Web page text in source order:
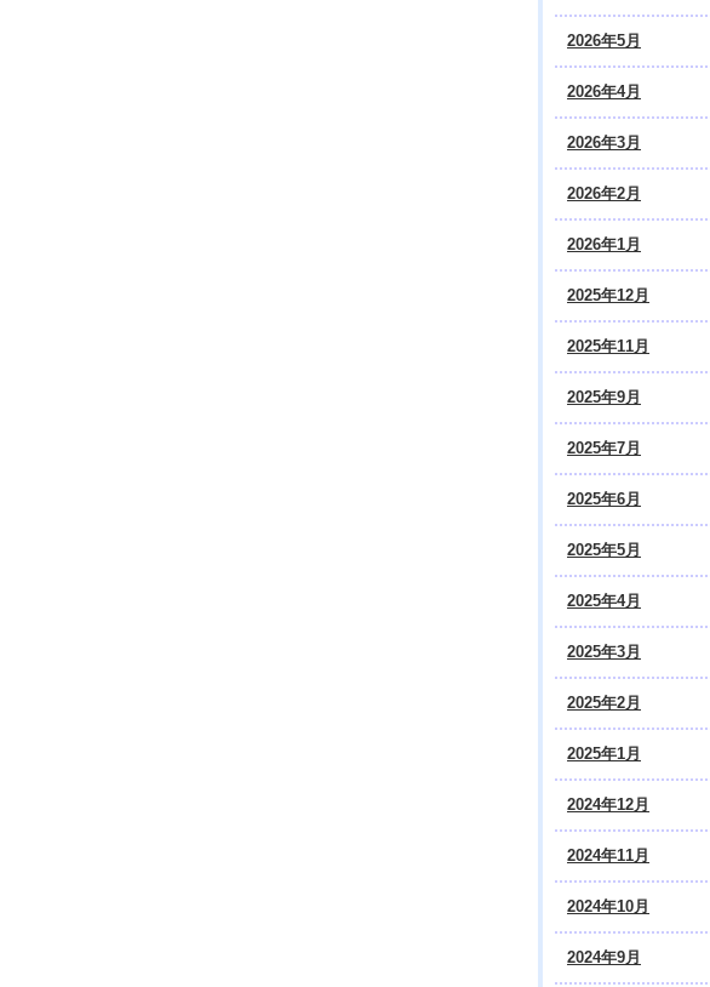
2026年5月
2026年4月
2026年3月
2026年2月
2026年1月
2025年12月
2025年11月
2025年9月
2025年7月
2025年6月
2025年5月
2025年4月
2025年3月
2025年2月
2025年1月
2024年12月
2024年11月
2024年10月
2024年9月